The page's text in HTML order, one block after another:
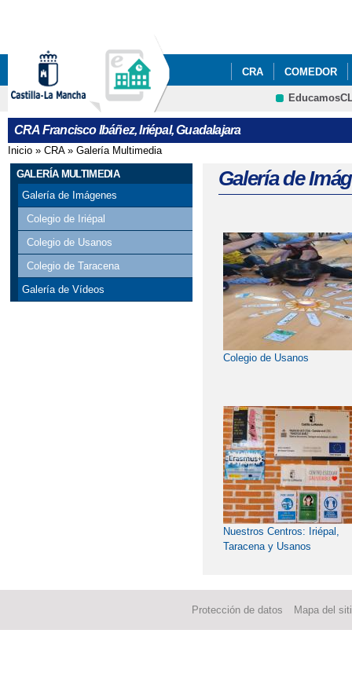
CRA COMEDOR
FESTIVIDADES/
CRA Francisco Ibáñez, Iriépal, Guadalajara
Se encuentra usted aquí
Inicio » CRA» Galería Multimedia
GALERÍA MULTIMEDIA
Galería de Imágenes
Colegio de Iriépal
Colegio de Usanos
Colegio de Taracena
Galería de Vídeos
Galería de
Colegio de Usanos
Nuestros Centros: Iriépal,
Taracena y Usanos
Protección de datos Mapa del